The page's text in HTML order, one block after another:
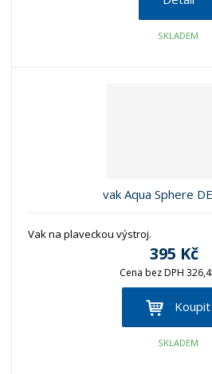
SKLADEM
vak Aqua Sphere
Vak na plaveckou výstroj.
395 Kč
Cena bez DPH
Koupit
SKLADEM